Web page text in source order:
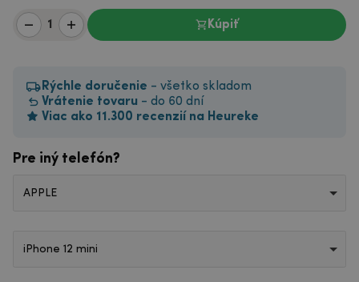
Kúpiť
Rýchle doručenie - všetko skladom
Vrátenie tovaru - do 60 dní
Viac ako 11.300 recenzií na Heureke
Pre iný telefón?
APPLE
iPhone 12 mini